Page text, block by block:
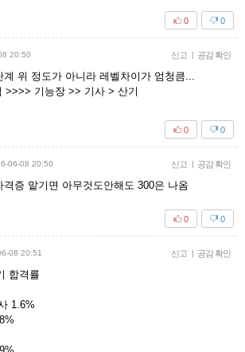
0
0
20:50 신고 | 공감 확인
계 위 정도가 아니라 레벨차이가 엄청큼...
>>>> 기능장 >> 기사 > 산기
0
0
06-08 20:50 신고 | 공감 확인
격증 맡기면 아무것도안해도 300은 나옴
0
0
08 20:51 신고 | 공감 확인
합격률
1.6%